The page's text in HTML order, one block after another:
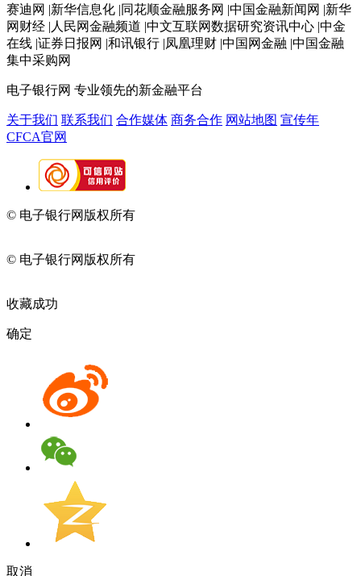
赛迪网 |新华信息化 |同花顺金融服务网 |中国金融新闻网 |新华
网财经 |人民网金融频道 |中文互联网数据研究资讯中心 |中金
在线 |证券日报网 |和讯银行 |凤凰理财 |中国网金融 |中国金融
集中采购网
电子银行网 专业领先的新金融平台
关于我们 联系我们 合作媒体 商务合作 网站地图 宣传年
CFCA官网
© 电子银行网版权所有
© 电子银行网版权所有
收藏成功
确定
取消